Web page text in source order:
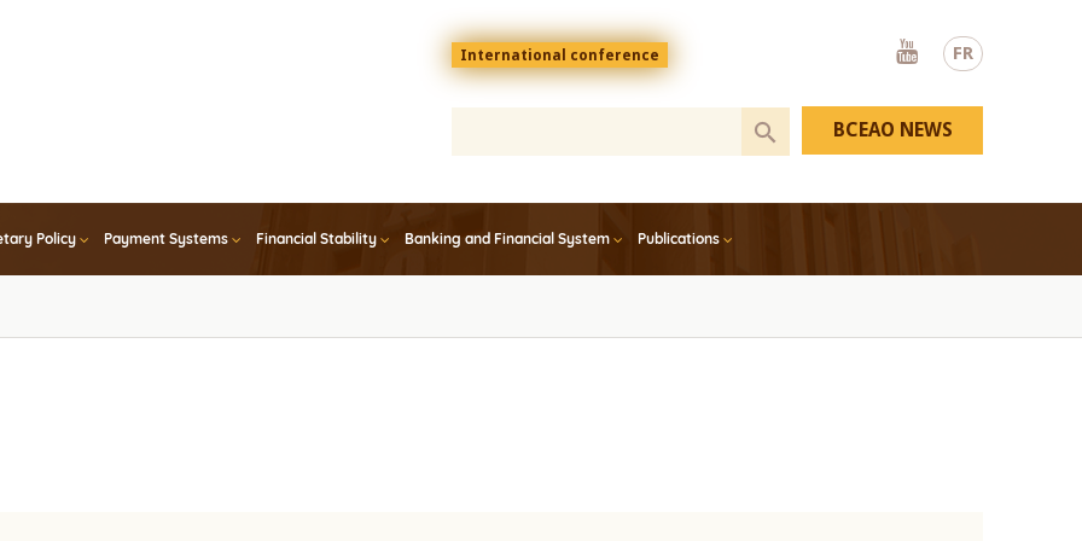
FR
Menu
top
En
International conference
Youtube
Policy Payment Systems Financial Stability Banking and Financial System Publications
BCEAO NEWS